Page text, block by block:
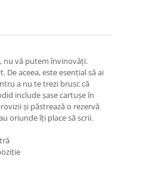
nu vă putem învinovăți.
aceea, este esențial să ai
a nu te trezi brusc că
include șase cartușe în
și păstrează o rezervă
oriunde îți place să scrii.